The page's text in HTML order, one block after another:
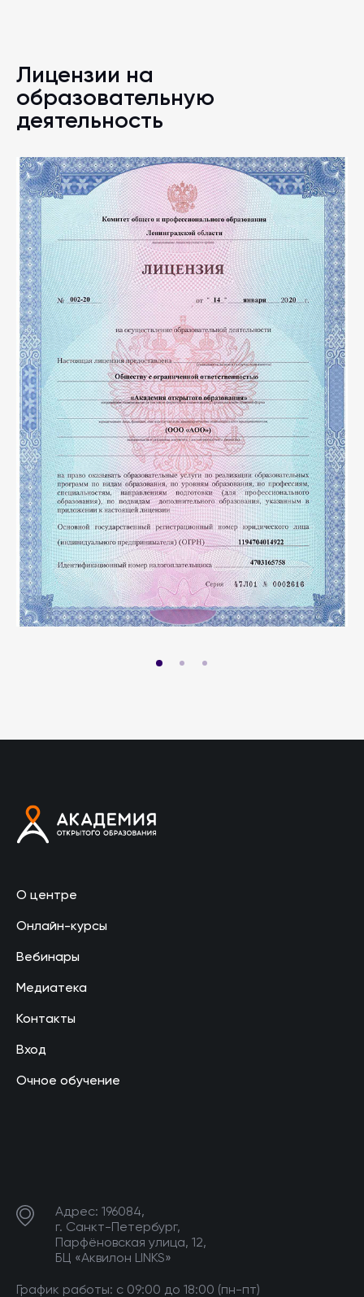
Лицензии на
образовательную
деятельность
О центре
Онлайн-курсы
Вебинары
Медиатека
Контакты
Вход
Очное обучение
Адрес: 196084,
г. Санкт-Петербург,
Парфёновская улица, 12,
БЦ «Аквилон LINKS»
График работы: с 09:00 до 18:00 (пн-пт)